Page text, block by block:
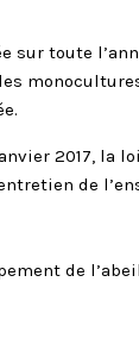
sur toute
2017, la
de
de